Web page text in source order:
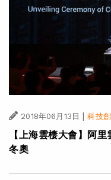
2018年06月13日 | 科技
【上海雲棲大會】阿
冬奧